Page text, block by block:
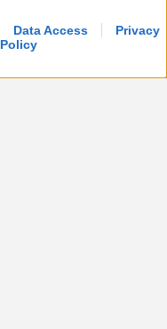
Data Access
Privacy
Policy